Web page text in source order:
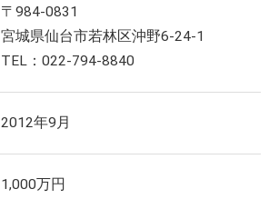
〒984-0831
宮城県仙台市若林区沖野6-24-1
TEL：022-794-8840
2012年9月
1,000万円